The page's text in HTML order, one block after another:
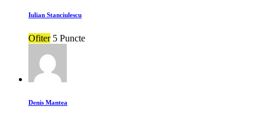
Iulian Stanciulescu
Ofiter 5 Puncte
Denis Mantea